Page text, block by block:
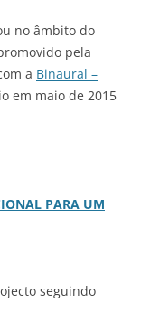
no âmbito do
pela
a Binaural –
em maio de 2015
PARA UM
seguindo